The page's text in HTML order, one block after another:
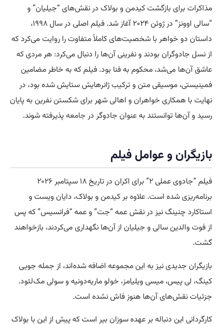
مذاکرات برای بازگشت کیدمن و بولاک در نقش‌های “جیلیان” و
“سالی اوونز” در ژوئن ۲۰۲۴ آغاز شد. فیلم اصلی در سال ۱۹۹۸،
داستان دو خواهر با شخصیت‌های کاملاً متفاوت را روایت می‌کرد که
از نسل جادوگران بودند و نفرینی آن‌ها را دنبال می‌کرد: هر مردی که
عاشق آن‌ها می‌شد، محکوم به فنا بود. فیلم که به خاطر مضامین
فمینیستی، موسیقی متن و ترکیب ژانرهایش ستایش شده بود، در
نهایت با همکاری خواهران و اهالی شهر برای شکستن نفرین به پایان
رسید و آن‌ها توانستند به عنوان جادوگر در جامعهپذیرفته شوند.
بازیگران و عوامل فیلم
فیلم “جادوی عملی ۲” برای اکران در تاریخ ۱۸ سپتامبر ۲۰۲۶
برنامه‌ریزی شده است. علاوه بر کیدمن و بولاک، دایان ویست و
استاکارد چنینگ نیز در نقش عمه “جت” و عمه “فرانسیس” که پس
از فوت والدین سالی و جیلیان از آن‌ها نگهداری می‌کردند، بازخواهند
گشت.
بازیگران جدیدی نیز به این مجموعه اضافه شده‌اند، از جمله جویی
کینگ، لی پیس، میسی ویلیامز، خولو ماریه‌دونیه و سولی مک‌لئود.
جزئیات نقش‌های آن‌ها هنوز فاش نشده است.
کارگردانی این دنباله بر عهده سوزان بیر است که پیش از این با بولاک